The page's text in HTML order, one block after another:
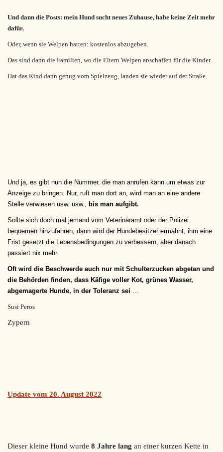
Und dann die Posts: mein Hund sucht neues Zuhause, habe keine Zeit mehr
dafür.
Oder, wenn sie Welpen hatten: kostenlos abzugeben.
Das sind dann die Familien, wo die Eltern Welpen anschaffen für die Kinder.
Hat das Kind dann genug vom Spielzeug, landen sie wieder auf der Straße.
Und ja, es gibt nun die Nummer, die man anrufen kann um etwas zur
Anzeige zu bringen. Nur, ruft man dort an, wird man an eine andere
Stelle verwiesen usw. usw.,
bis man aufgibt.
Sollte sich doch mal jemand vom Veterinäramt oder der Polizei
bequemen hinzufahren, dann wird der Hundebesitzer ermahnt, ihm eine
Frist gesetzt die Lebensbedingungen zu verbessern, aber danach
passiert nix mehr.
Oft wird die Beschwerde auch nur mit Schulterzucken abgetan und
die Behörden finden, dass Käfige voller Kot, grünes Wasser,
abgemagerte Hunde, in der Toleranz sei
Susi Peros
Zypern
Update vom 20. August 2022
Dieser kleine Hund wurde 8 Jahre lang an einer kurzen Kette in